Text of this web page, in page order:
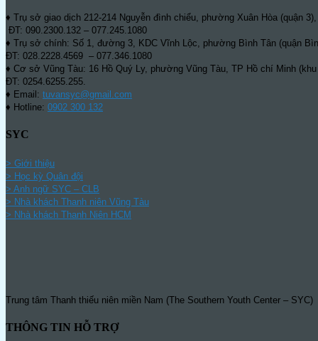
♦ Trụ sở giao dịch 212-214 Nguyễn đình chiểu, phường Xuân Hòa (quận
ĐT: 090.2300.132 – 077.245.1080
♦ Trụ sở chính: Số 1, đường 3, KDC Vĩnh Lộc, phường Bình Tân (quận
ĐT: 028.2228.4569 – 077.346.1080
♦ Cơ sở Vũng Tàu: 16 Hồ Quý Ly, phường Vũng Tàu, TP Hồ chí Minh
ĐT: 0254.6255.255.
♦ Email: tuvansyc@gmail.com
♦ Hotline: 0902 300 132
SYC
> Giới thiệu
> Học kỳ Quân đội
> Anh ngữ SYC – CLB
> Nhà khách Thanh niên Vũng Tàu
> Nhà khách Thanh Niên HCM
Trung tâm Thanh thiếu niên miền Nam (The Southern Youth Center –
THÔNG TIN HỖ TRỢ